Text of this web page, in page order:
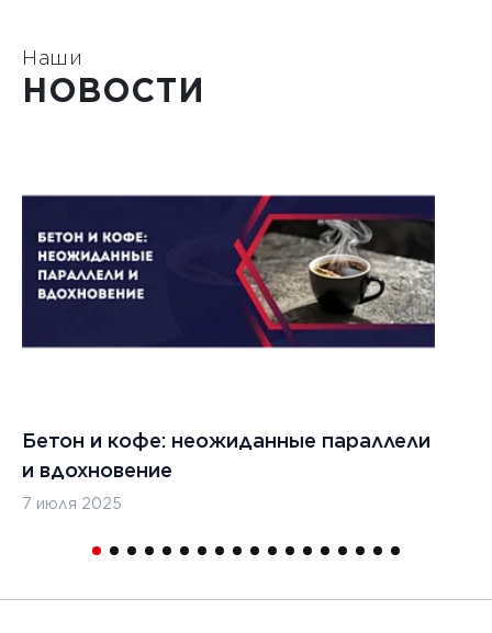
Наши
НОВОСТИ
Бетон и кофе: неожиданные параллели
и вдохновение
7 июля 2025